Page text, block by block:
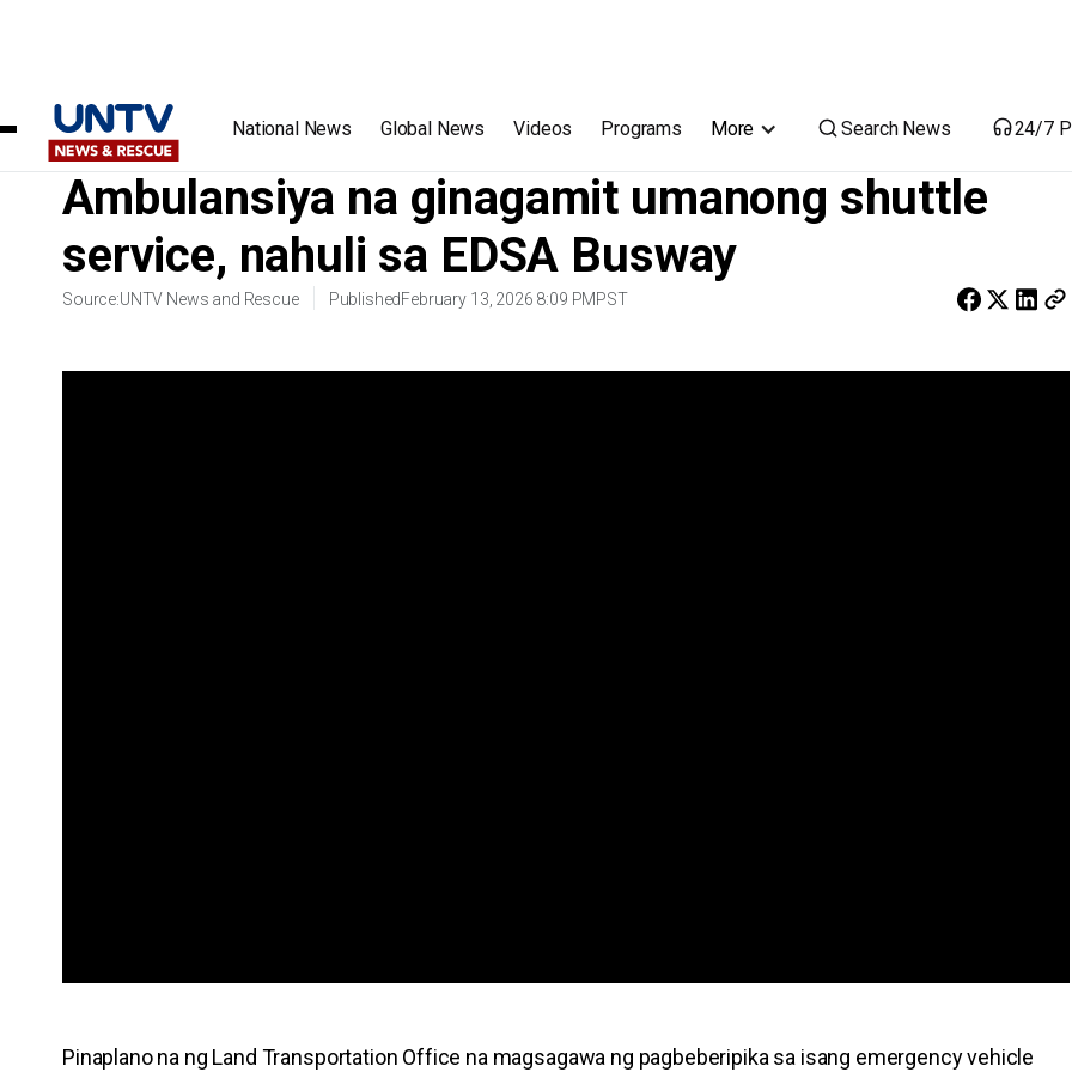
National News Global News Videos Programs More Search News 24/7
Home/ Videos Ambulansiya na ginagamit umanong shuttle service, nahuli sa EDSA Busway
Ambulansiya na ginagamit umanong shuttle
service, nahuli sa EDSA Busway
Source:UNTV News and Rescue PublishedFebruary 13, 2026 8:09 PMPST
Pinaplano na ng Land Transportation Office na magsagawa ng pagbeberipika sa isang emergency vehicle